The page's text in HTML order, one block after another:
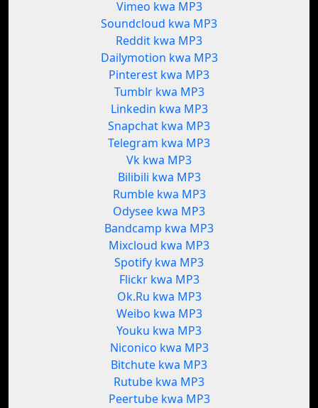
Vimeo kwa MP3
Soundcloud kwa MP3
Reddit kwa MP3
Dailymotion kwa MP3
Pinterest kwa MP3
Tumblr kwa MP3
Linkedin kwa MP3
Snapchat kwa MP3
Telegram kwa MP3
Vk kwa MP3
Bilibili kwa MP3
Rumble kwa MP3
Odysee kwa MP3
Bandcamp kwa MP3
Mixcloud kwa MP3
Spotify kwa MP3
Flickr kwa MP3
Ok.Ru kwa MP3
Weibo kwa MP3
Youku kwa MP3
Niconico kwa MP3
Bitchute kwa MP3
Rutube kwa MP3
Peertube kwa MP3